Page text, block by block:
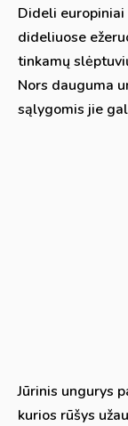
Dideli
dideliuose
tinkamų
Nors dauguma
sąlygomis jie
Jūrinis ungurys
kurios rūšys